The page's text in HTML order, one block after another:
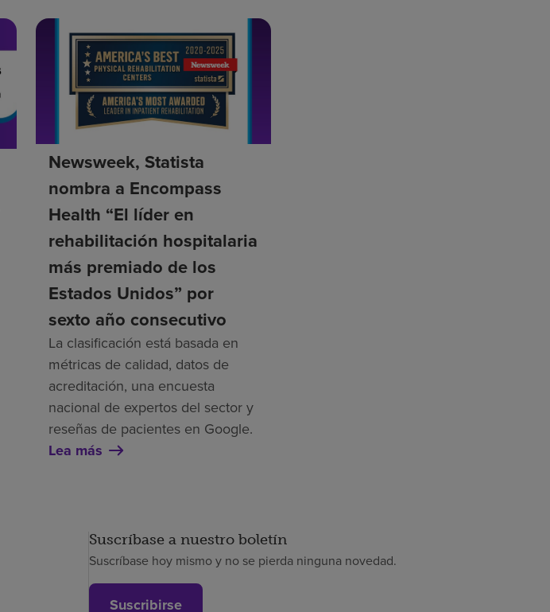
Newsweek, Statista
nombra a Encompass
Health “El líder en
rehabilitación hospitalaria
más premiado de los
Estados Unidos” por
sexto año consecutivo
La clasificación está basada en
métricas de calidad, datos de
acreditación, una encuesta
nacional de expertos del sector y
reseñas de pacientes en Google.
Lea más
Suscríbase a nuestro boletín
Suscríbase hoy mismo y no se pierda ninguna novedad.
Suscribirse